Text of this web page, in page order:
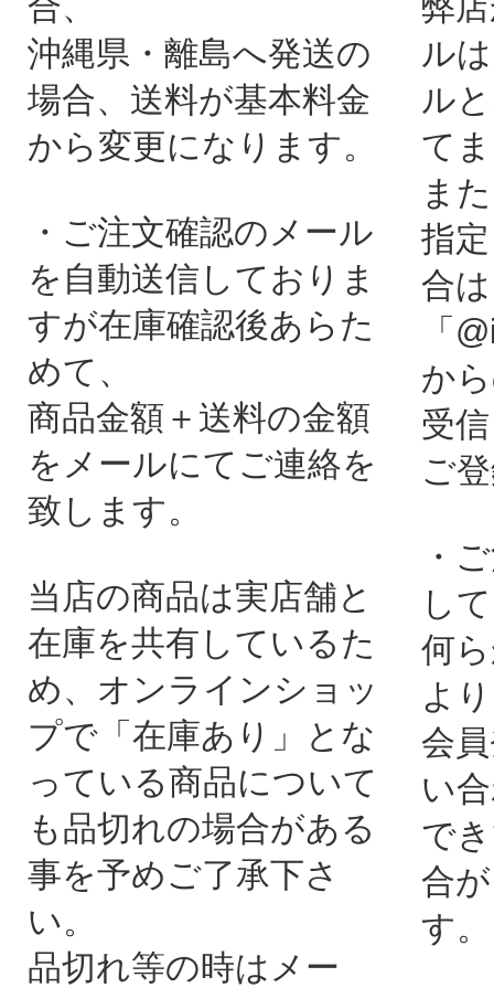
沖縄県・離島へ発送の
場合、送料が基本料金
から変更になります。
・ご注文確認のメール
を自動送信しておりま
すが在庫確認後あらた
めて、
商品金額＋送料の金額
をメールにてご連絡を
致します。
当店の商品は実店舗と
在庫を共有しているた
め、オンラインショッ
プで「在庫あり」とな
っている商品について
も品切れの場合がある
事を予めご了承下さ
い。
品切れ等の時はメー
ル
ル
て
ま
指
合
「
か
受
ご
・
し
何
よ
会
い
で
合
す。